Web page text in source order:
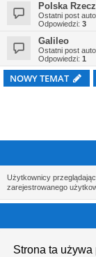
Strona ta
Polska
Ostatni post
Odpowiedzi: 3
Galileo
Ostatni post
Odpowiedzi: 1
NOWY TEMAT
Użytkownicy
zarejestrowanego
Nie możeszodpowiadać